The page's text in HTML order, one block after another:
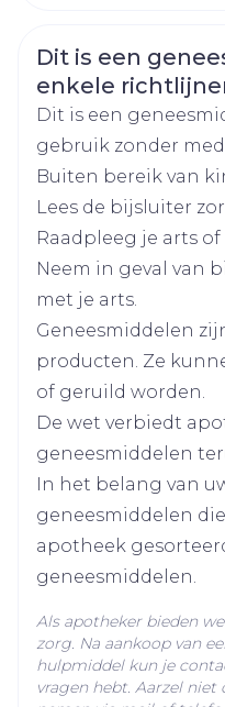
Breedte 50
Lengte 75
Diepte
Actieve
Ingrediënten
geen
Behoud
25°C)
Dit is een
enkele
Dit is een
gebruik zonder
Buiten bereik van
Lees de bijsluiter
Raadpleeg je arts
Neem in geval van
met je arts.
Geneesmiddelen
producten. Ze
of geruild worden.
De wet verbiedt
geneesmiddelen
In het belang van
geneesmiddelen
apotheek
geneesmiddelen.
Als apotheker bieden
zorg. Na aankoop van
hulpmiddel kun je
vragen hebt. Aarzel